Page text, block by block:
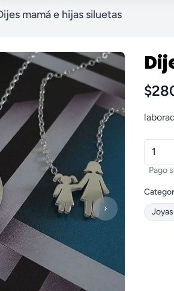
mamá e hijas siluetas
›
Pago